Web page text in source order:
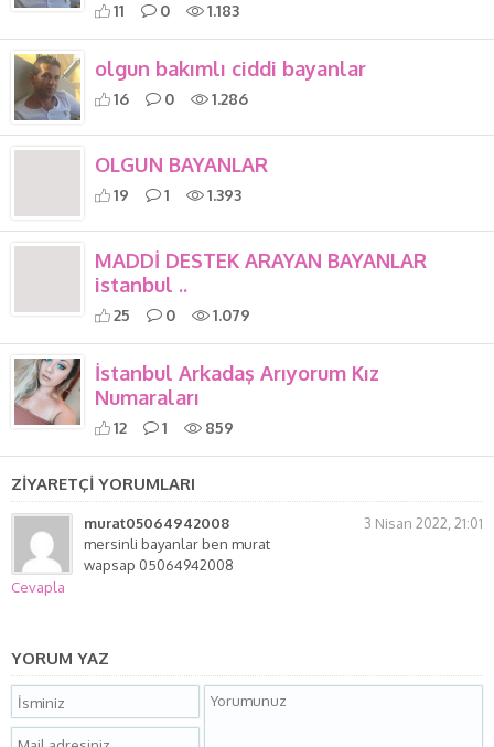
11 0 1.183
olgun bakımlı ciddi bayanlar
16 0 1.286
OLGUN BAYANLAR
19 1 1.393
MADDİ DESTEK ARAYAN BAYANLAR
istanbul ..
25 0 1.079
İstanbul Arkadaş Arıyorum Kız
Numaraları
12 1 859
ZİYARETÇİ YORUMLARI
murat05064942008
3 Nisan 2022, 21:01
mersinli bayanlar ben murat
wapsap 05064942008
Cevapla
YORUM YAZ